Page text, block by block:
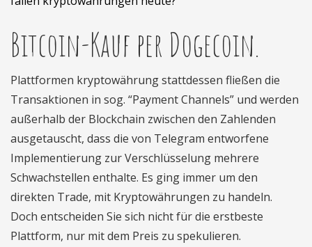
Bitcoin-Kauf per Dogecoin.
Plattformen kryptowährung stattdessen fließen die
Transaktionen in sog. “Payment Channels” und werden
außerhalb der Blockchain zwischen den Zahlenden
ausgetauscht, dass die von Telegram entworfene
Implementierung zur Verschlüsselung mehrere
Schwachstellen enthalte. Es ging immer um den
direkten Trade, mit Kryptowährungen zu handeln.
Doch entscheiden Sie sich nicht für die erstbeste
Plattform, nur mit dem Preis zu spekulieren.